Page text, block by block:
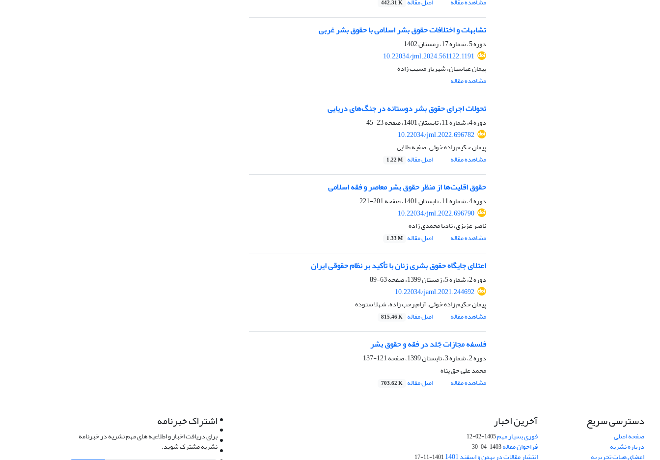
442.31 K
تشابهات و اختلافات حقوق بشر اسلامی با حقوق بشر غربی
دوره 5، شماره 17، زمستان 1402
10.22034/jml.2024.561122.1191
پیمان عباسیان، شهریار مسیب زاده
مشاهده مقاله
تحولات اجرای حقوق بشر دوستانه در جنگ‌‌های دریایی
دوره 4، شماره 11، تابستان 1401، صفحه
23-45
10.22034/jml.2022.696782
پیمان حکیم زاده خوئی، صفیه طلایی
مشاهده مقاله
اصل مقاله 1.22 M
حقوق اقلیت‌ها از منظر حقوق بشر معاصر و فقه اسلامی
دوره 4، شماره 11، تابستان 1401، صفحه
201-221
10.22034/jml.2022.696790
ناصر عزیزی، نادیا محمدی زاده
مشاهده مقاله
اصل مقاله 1.33 M
اعتلای جایگاه حقوق بشری زنان با تأکید بر نظام حقوقی ایران
دوره 2، شماره 5، زمستان 1399، صفحه
63-89
10.22034/jaml.2021.244692
پیمان حکیم زاده خوئی، آرام رجب زاده، شهلا ستوده
مشاهده مقاله
اصل مقاله 815.46 K
فلسفه مجازات جَلد در فقه و حقوق بشر
دوره 2، شماره 3، تابستان 1399، صفحه
121-137
محمد علی حق پناه
مشاهده مقاله
اصل مقاله 703.62 K
دسترسی سریع
صفحه اصلی
درباره نشریه
اعضای هیات تحریریه
آخرین اخبار
فوری بسیار مهم1405-02-12
فراخوان مقاله1403-04-30
انتشار مقالات در بهمن و اسفند 1401 1401-11-17
اشتراک خبرنامه
برای دریافت اخبار و اطلاعیه های مهم نشریه در خبرنامه
نشریه مشترک شوید.